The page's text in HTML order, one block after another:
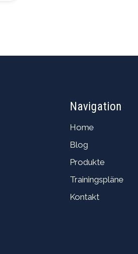
Navigation
Home
Blog
Produkte
Trainingspläne
Kontakt